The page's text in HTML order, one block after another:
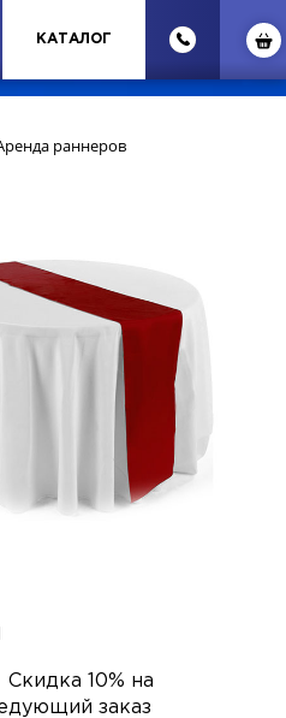
КАТАЛОГ
раннеров
Скидка 10% на
заказ